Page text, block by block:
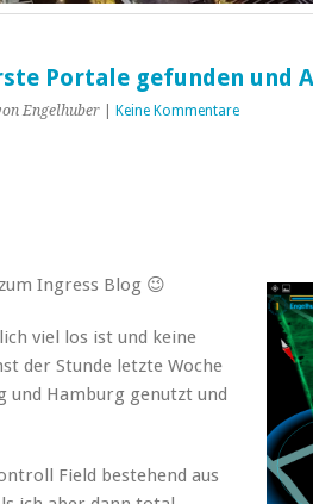
Portale gefunden und
Engelhuber| Keine Kommentare
Ingress Blog 😉
viel los ist und keine
der Stunde letzte Woche
und Hamburg genutzt und
Field bestehend aus